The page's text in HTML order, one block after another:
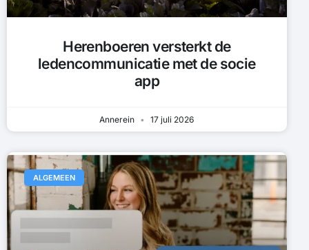
Herenboeren versterkt de
ledencommunicatie met de socie
app
Annerein 17 juli 2026
ALGEMEEN